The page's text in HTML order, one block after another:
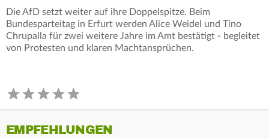
Die AfD setzt weiter auf ihre Doppelspitze. Beim
Bundesparteitag in Erfurt werden Alice Weidel und Tino
Chrupalla für zwei weitere Jahre im Amt bestätigt - begleitet
von Protesten und klaren Machtansprüchen.
EMPFEHLUNGEN